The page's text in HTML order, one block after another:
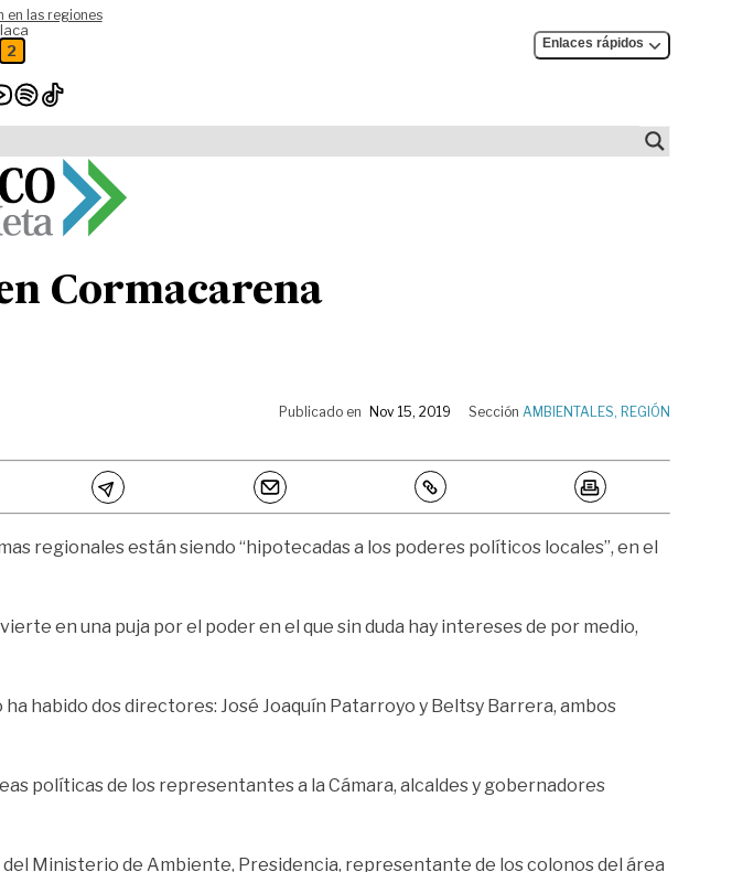
en las regiones
2 Enlaces rápidos
Cormacarena
Publicado en Nov 15, 2019 Sección AMBIENTALES, REGIÓN
regionales están siendo “hipotecadas a los poderes políticos locales”, en el
en una puja por el poder en el que sin duda hay intereses de por medio,
habido dos directores: José Joaquín Patarroyo y Beltsy Barrera, ambos
políticas de los representantes a la Cámara, alcaldes y gobernadores
Ministerio de Ambiente, Presidencia, representante de los colonos del área